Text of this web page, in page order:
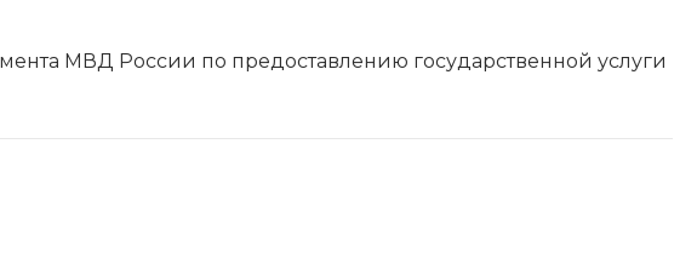
МВД России по предоставлению государственной услуги